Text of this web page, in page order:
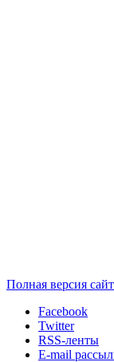
Полная версия
Facebook
Twitter
RSS-ленты
E-mail